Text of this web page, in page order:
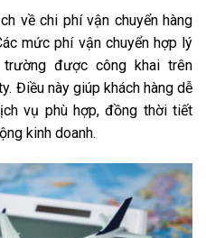
về chi phí vận chuyển hàng
mức phí vận chuyển hợp lý
được công khai trên
Điều này giúp khách hàng dễ
vụ phù hợp, đồng thời tiết
kinh doanh.